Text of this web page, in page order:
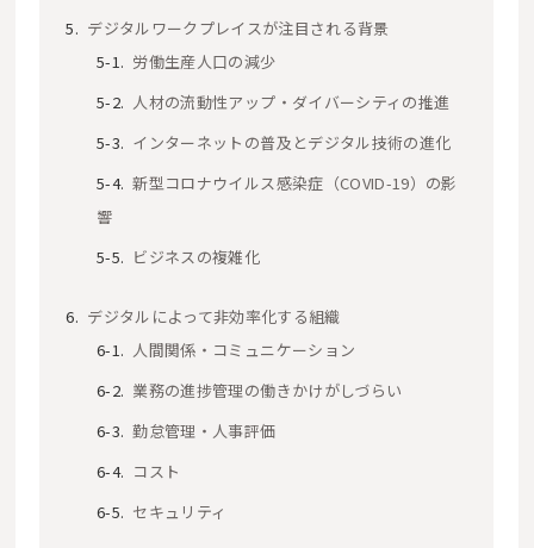
デジタルワークプレイスが注目される背景
労働生産人口の減少
人材の流動性アップ・ダイバーシティの推進
インターネットの普及とデジタル技術の進化
新型コロナウイルス感染症（COVID-19）の影
響
ビジネスの複雑化
デジタルによって非効率化する組織
人間関係・コミュニケーション
業務の進捗管理の働きかけがしづらい
勤怠管理・人事評価
コスト
セキュリティ